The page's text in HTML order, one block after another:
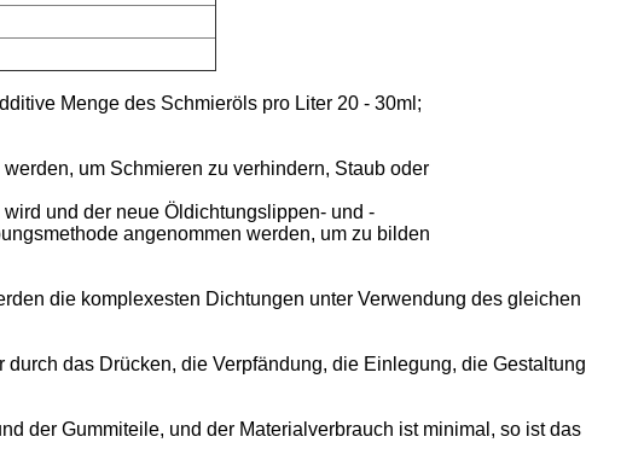
Menge des Schmieröls pro Liter 20 ‐ 30ml;
um Schmieren zu verhindern, Staub oder
und der neue Öldichtungslippen- und -
angenommen werden, um zu bilden
die komplexesten Dichtungen unter Verwendung des gleichen
das Drücken, die Verpfändung, die Einlegung, die Gestaltung
der Gummiteile, und der Materialverbrauch ist minimal, so ist das